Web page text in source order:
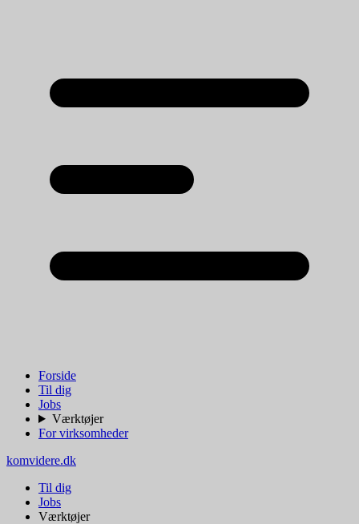
Forside
Til dig
Jobs
Værktøjer
For virksomheder
komvidere.dk
Til dig
Jobs
Værktøjer